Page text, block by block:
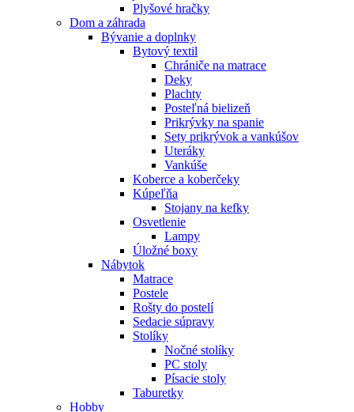
Plyšové hračky
Dom a záhrada
Bývanie a doplnky
Bytový textil
Chrániče na matrace
Deky
Plachty
Posteľná bielizeň
Prikrývky na spanie
Sety prikrývok a vankúšov
Uteráky
Vankúše
Koberce a koberčeky
Kúpeľňa
Stojany na kefky
Osvetlenie
Lampy
Úložné boxy
Nábytok
Matrace
Postele
Rošty do postelí
Sedacie súpravy
Stolíky
Nočné stolíky
PC stoly
Písacie stoly
Taburetky
Hobby